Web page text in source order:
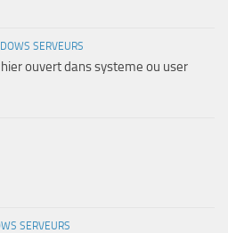
SERVEURS
ouvert dans systeme ou user
SERVEURS